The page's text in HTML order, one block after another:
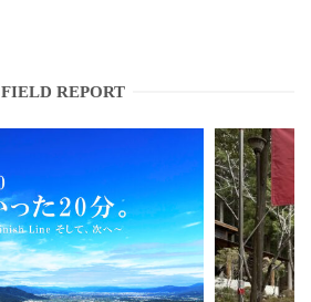
FIELD REPORT